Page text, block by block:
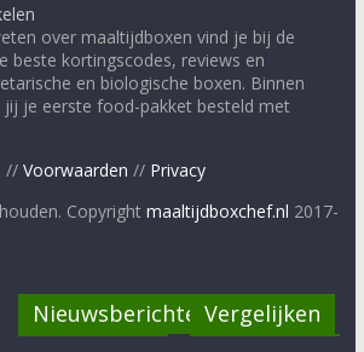
over maaltijdboxen vind je bij de
beste kortingscodes, reviews en
en biologische boxen. Binnen
jij je eerste food-pakket besteld met
// Voorwaarden // Privacy
Copyright maaltijdboxchef.nl 2017-
NieuwsberichtenVergelijken